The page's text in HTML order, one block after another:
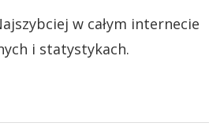
w całym internecie
i statystykach.